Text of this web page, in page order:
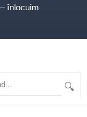
înlocuim
mușuroaie de
o punte. Spus
maturității este
fermitate fără
suferința: